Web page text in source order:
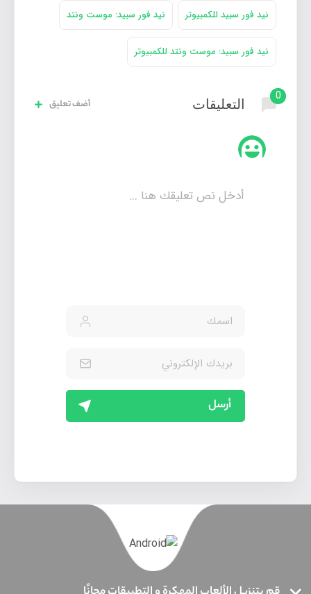
نيد فور سبيد للكمبيوتر نيد فور سبيد: موست ونتد
نيد فور سبيد: موست ونتد للكمبيوتر
0
التعليقات أضف تعليق
أرسل